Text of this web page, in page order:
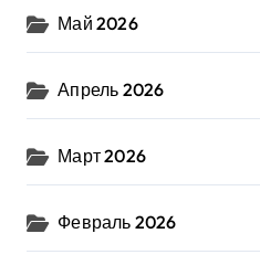
Май 2026
Апрель 2026
Март 2026
Февраль 2026